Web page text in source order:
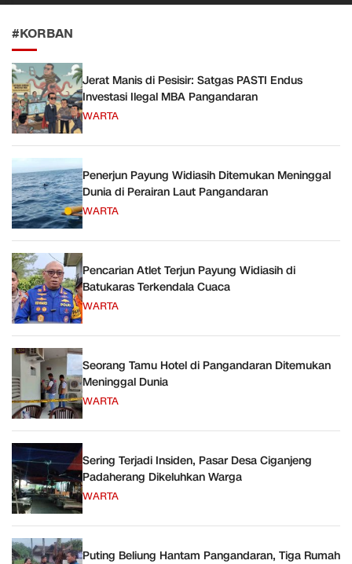
#KORBAN
Jerat Manis di Pesisir: Satgas PASTI Endus
Investasi Ilegal MBA Pangandaran
WARTA
Penerjun Payung Widiasih Ditemukan Meninggal
Dunia di Perairan Laut Pangandaran
WARTA
Pencarian Atlet Terjun Payung Widiasih di
Batukaras Terkendala Cuaca
WARTA
Seorang Tamu Hotel di Pangandaran Ditemukan
Meninggal Dunia
WARTA
Sering Terjadi Insiden, Pasar Desa Ciganjeng
Padaherang Dikeluhkan Warga
WARTA
Puting Beliung Hantam Pangandaran, Tiga Rumah